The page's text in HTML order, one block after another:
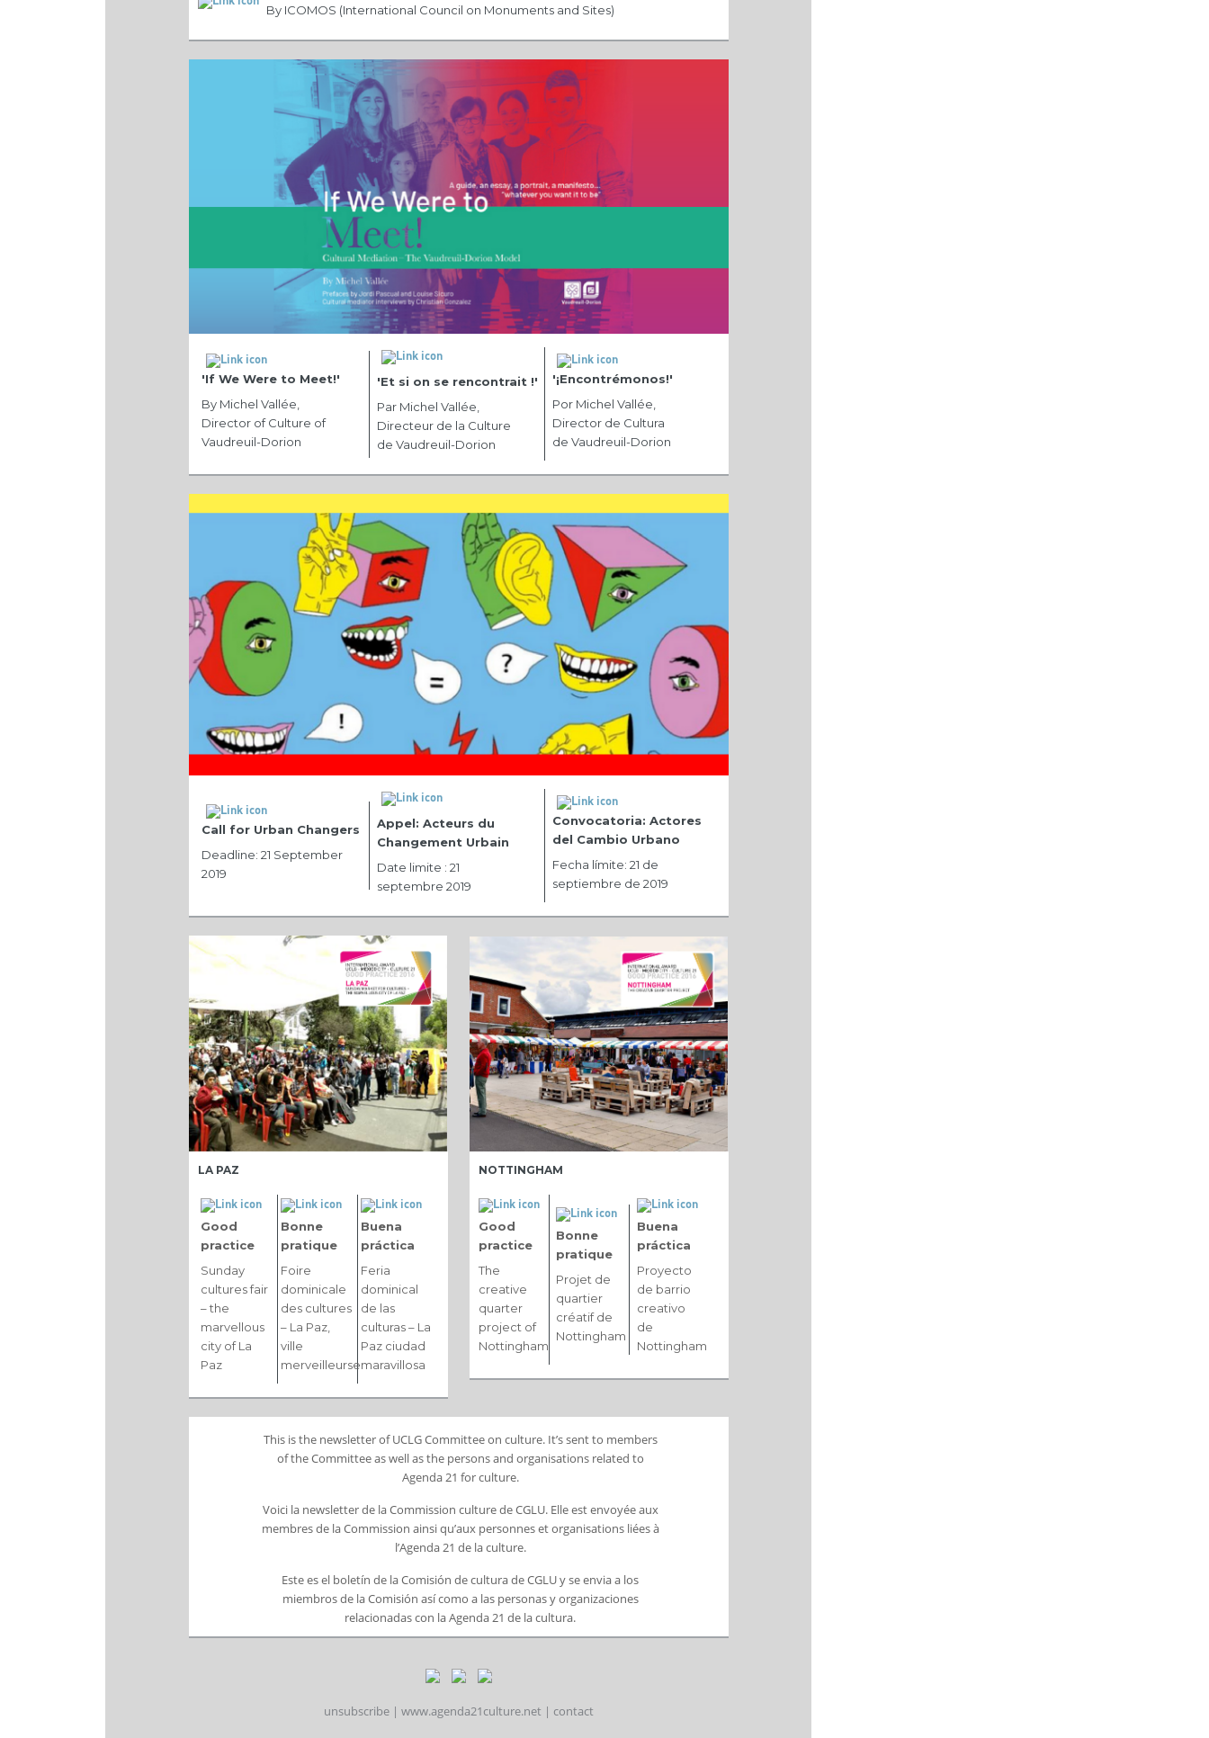
By ICOMOS (International Council on Monuments and Sites)
'If We Were to Meet!'
By Michel Vallée,
Director of Culture of
Vaudreuil-Dorion
'Et si on se rencontrait !'
Par Michel Vallée,
Directeur de la Culture
de Vaudreuil-Dorion
'¡Encontrémonos!'
Por Michel Vallée,
Director de Cultura
de Vaudreuil-Dorion
Call for Urban Changers
Deadline: 21 September
2019
Appel: Acteurs du
Changement Urbain
Date limite : 21
septembre 2019
Convocatoria: Actores
del Cambio Urbano
Fecha límite: 21 de
septiembre de 2019
LA PAZ
Good
practice
Sunday
cultures fair
– the
marvellous
city of La
Paz
Bonne
pratique
Foire
dominicale
des cultures
– La Paz,
ville
merveilleurse
Buena
práctica
Feria
dominical
de las
culturas – La
Paz ciudad
maravillosa
NOTTINGHAM
Good
practice
The
creative
quarter
project of
Nottingham
Bonne
pratique
Projet de
quartier
créatif de
Nottingham
Buena
práctica
Proyecto
de barrio
creativo
de
Nottingham
This is the newsletter of UCLG Committee on culture. It’s sent to members
of the Committee as well as the persons and organisations related to
Agenda 21 for culture.
Voici la newsletter de la Commission culture de CGLU. Elle est envoyée aux
membres de la Commission ainsi qu’aux personnes et organisations liées à
l’Agenda 21 de la culture.
Este es el boletín de la Comisión de cultura de CGLU y se envia a los
miembros de la Comisión así como a las personas y organizaciones
relacionadas con la Agenda 21 de la cultura.
unsubscribe| www.agenda21culture.net| contact